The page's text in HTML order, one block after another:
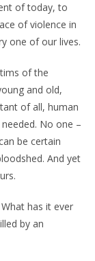
of today, to
of violence in
one of our lives.
of the
and old,
of all, human
No one –
be certain
And yet
has it ever
by an